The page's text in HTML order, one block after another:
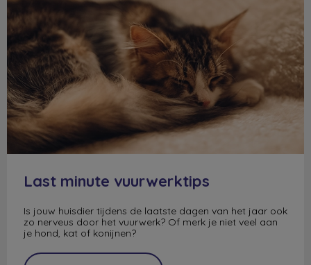
Last minute vuurwerktips
Is jouw huisdier tijdens de laatste dagen van het jaar ook
zo nerveus door het vuurwerk? Of merk je niet veel aan
je hond, kat of konijnen?